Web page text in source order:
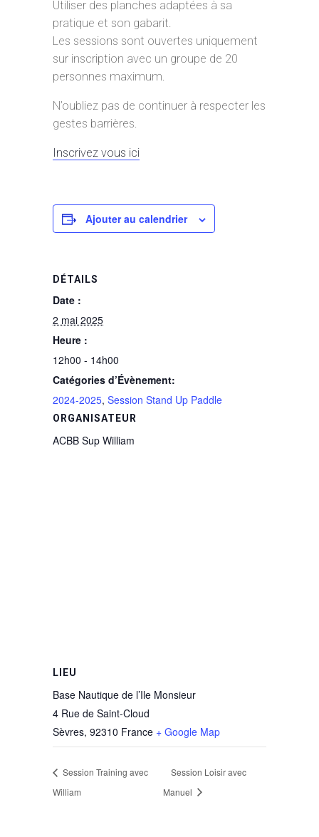
Utiliser des planches adaptées à sa
pratique et son gabarit.
Les sessions sont ouvertes uniquement
sur inscription avec un groupe de 20
personnes maximum.
N’oubliez pas de continuer à respecter les
gestes barrières.
Inscrivez vous ici
Ajouter au calendrier
DÉTAILS
Date :
2 mai 2025
Heure :
12h00 - 14h00
Catégories d’Évènement:
2024-2025, Session Stand Up Paddle
ORGANISATEUR
ACBB Sup William
LIEU
Base Nautique de l’Ile Monsieur
4 Rue de Saint-Cloud
Sèvres, 92310 France + Google Map
Session Training avec
William
Session Loisir avec
Manuel